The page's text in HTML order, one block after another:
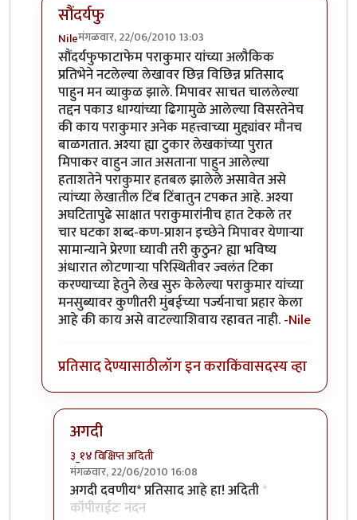
सौंदर्यफु
Nileमंगळवार, 22/06/2010 13:03
In reply toवाह!byसहज
सौंदर्यफुफाटाफेम पराकुमार यांच्या अलौकिक
प्रतिभेने नटलेल्या लेखावर छिन्न विछिन्न प्रतिसाद
पाहुन मन व्याकुळ झाले. मिपावर साचत चाललेल्या
तद्दन पकाउ धाग्यांच्या ढिगामुळे आलेल्या विसरतेनेच
की काय पराकुमार अनेक महत्त्वाच्या मुद्द्यांवर मौनच
बाळगतात. अश्या ह्या टुकार लेखकांच्या पुरात
मिपाकर वाहुन जात असताना पाहुन आलेल्या
हताशतेने पराकुमार हतबल झालेले असावेत असे
त्यांच्या लेखातील टिंब टिंबातुन टपकत आहे. अश्या
अघटितापुढे साक्षात पराकुमारांनीच हात टेकले तर
चार घटका शब्द-कण-प्राशन इच्छेने मिपावर येणार्‍या
सामान्याने प्रेरणा घ्यावी तरी कुठुन? ह्या भविष्य
अंधारात लोटणार्‍या परिस्थितीवर ज्वलंत टिका
करण्याच्या हेतुने लेख सुरु केलेल्या पराकुमार यांच्या
मनसुब्यावर कुणीतरी मुंबईच्या पर्ज्यनाचा प्रहार केला
आहे की काय असे वाटल्याशिवाय रहावत नाही. -Nile
प्रतिसाद देण्यासाठीलॉग इन कराकिंवासदस्य व्हा
अगदी
३_१४ विक्षिप्त अदिती
मंगळवार, 22/06/2010 16:08
In reply toसौंदर्यफुbyNile
अगदी दवणीय* प्रतिसाद आहे हा! अदिती*
कॉपीराईटः नंदन